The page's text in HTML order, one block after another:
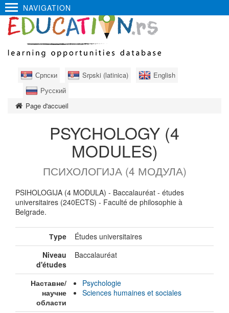
NAVIGATION
Српски Srpski (latinica)
English
Русский
Page d'accueil
PSYCHOLOGY (4
MODULES)
ПСИХОЛОГИЈА (4 МОДУЛА)
PSIHOLOGIJA (4 MODULA) - Baccalauréat - études
universitaires (240ECTS) - Faculté de philosophie à
Belgrade.
Тype
Études universitaires
Niveau
d'études
Baccalauréat
Наставне/
научне
области
Psychologie
Sciences humaines et sociales